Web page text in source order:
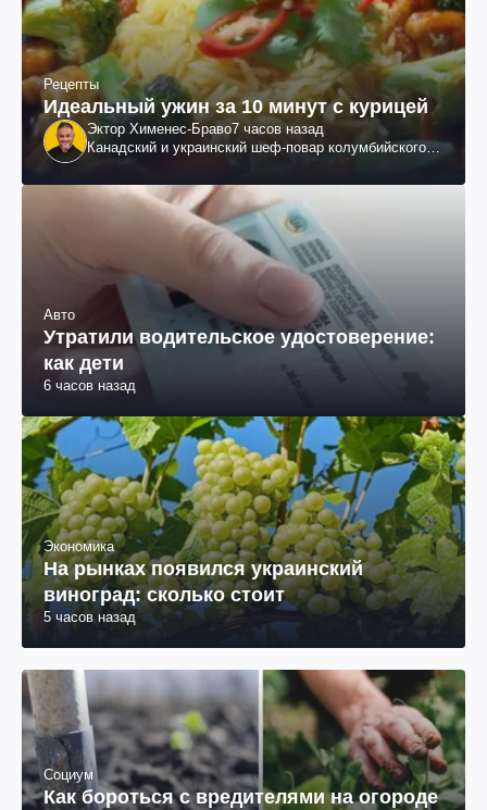
Рецепты
Идеальный ужин за 10 минут с курицей
Эктор Хименес-Браво7 часов назад
Канадский и украинский шеф-повар колумбийского
Авто
Утратили водительское удостоверение:
как дети
6 часов назад
Экономика
На рынках появился украинский
виноград: сколько стоит
5 часов назад
Социум
Как бороться с вредителями на огороде